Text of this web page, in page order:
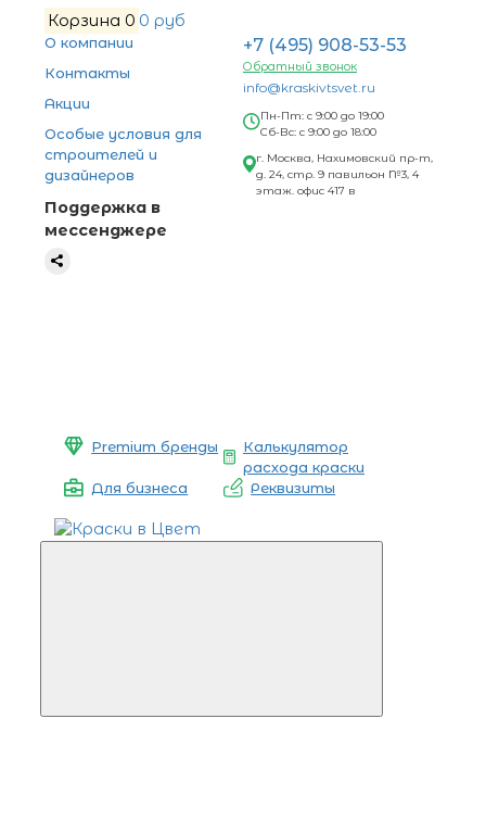
Корзина 0 0 руб
О компании
Контакты
Акции
Особые условия для
строителей и
дизайнеров
Поддержка в
мессенджере
+7 (495) 908-53-53
Обратный звонок
info@kraskivtsvet.ru
Пн-Пт: с 9:00 до 19:00
Сб-Вс: с 9:00 до 18:00
г. Москва, Нахимовский пр-т,
д. 24, стр. 9 павильон №3, 4
этаж. офис 417 в
Premium бренды
Калькулятор
расхода краски
Для бизнеса
Реквизиты